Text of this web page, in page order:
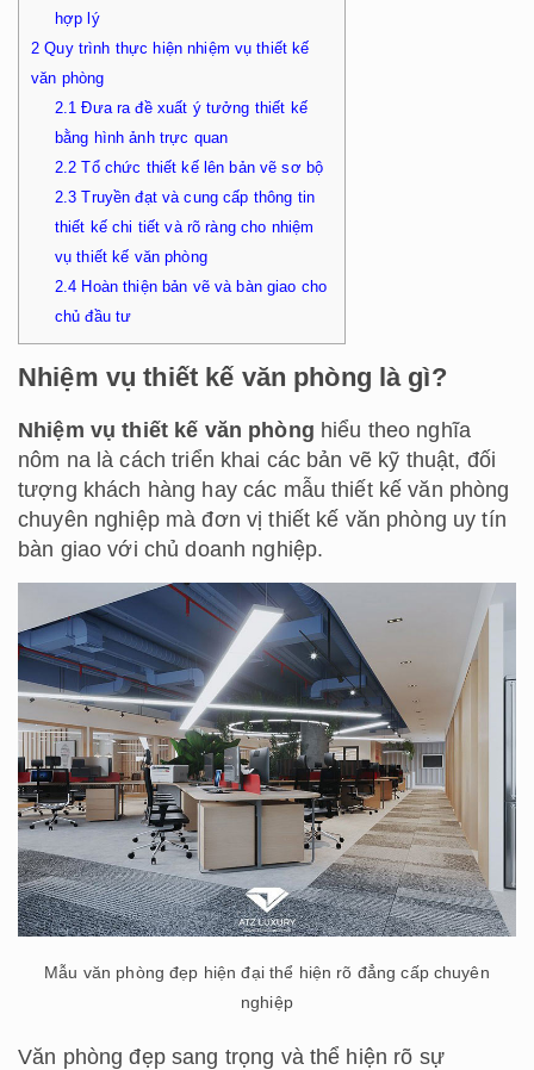
hợp lý
2 Quy trình thực hiện nhiệm vụ thiết kế
văn phòng
2.1 Đưa ra đề xuất ý tưởng thiết kế
bằng hình ảnh trực quan
2.2 Tổ chức thiết kế lên bản vẽ sơ bộ
2.3 Truyền đạt và cung cấp thông tin
thiết kế chi tiết và rõ ràng cho nhiệm
vụ thiết kế văn phòng
2.4 Hoàn thiện bản vẽ và bàn giao cho
chủ đầu tư
Nhiệm vụ thiết kế văn phòng là gì?
Nhiệm vụ thiết kế văn phòng hiểu theo nghĩa
nôm na là cách triển khai các bản vẽ kỹ thuật, đối
tượng khách hàng hay các mẫu thiết kế văn phòng
chuyên nghiệp mà đơn vị thiết kế văn phòng uy tín
bàn giao với chủ doanh nghiệp.
Mẫu văn phòng đẹp hiện đại thể hiện rõ đẳng cấp chuyên
nghiệp
Văn phòng đẹp sang trọng và thể hiện rõ sự